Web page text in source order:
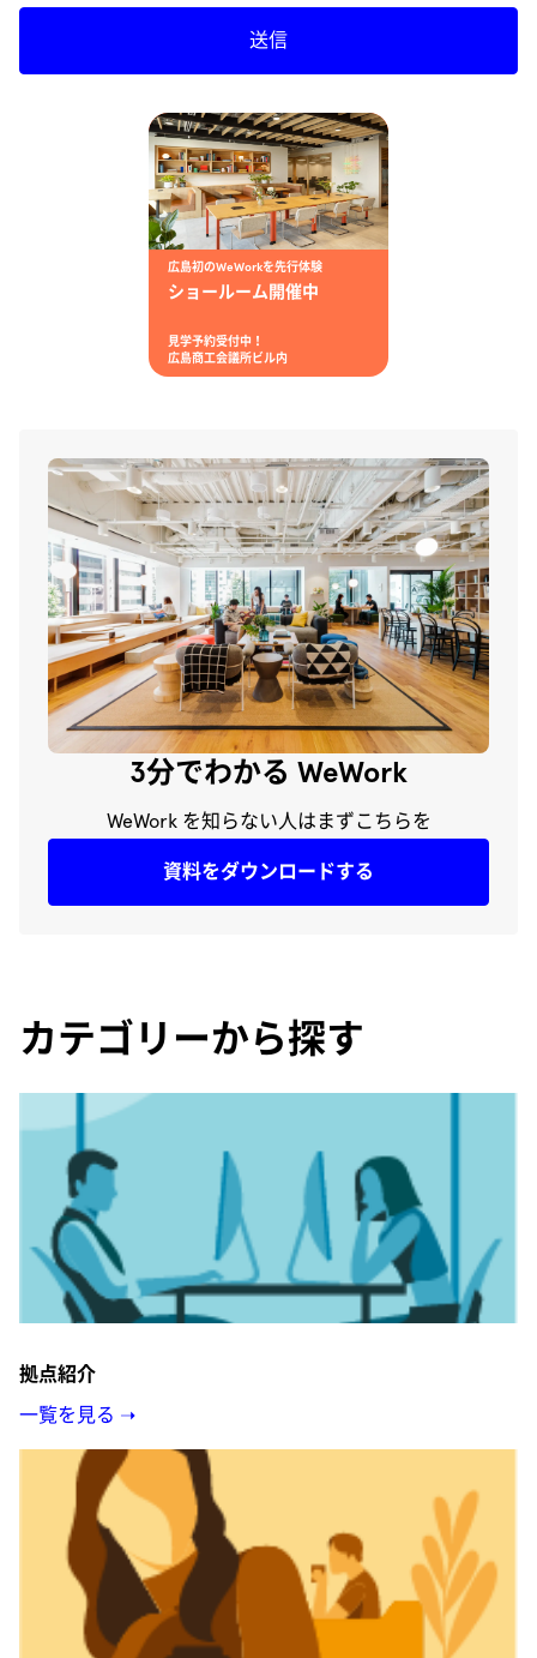
送信
広島初のWeWorkを先行体験
ショールーム開催中
見学予約受付中！
広島商工会議所ビル内
3分でわかる WeWork
WeWork を知らない人はまずこちらを
資料をダウンロードする
カテゴリーから探す
拠点紹介
一覧を見る ➝